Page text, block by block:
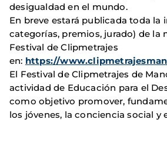
desigualdad en el mundo.
En breve estará publicada toda la
categorías, premios, jurado) de la
Festival de Clipmetrajes
en: https://
El Festival de Clipmetrajes de
actividad de Educación para el
como objetivo promover,
los jóvenes, la conciencia social y